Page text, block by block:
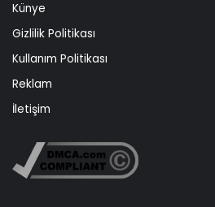
Künye
Gizlilik Politikası
Kullanım Politikası
Reklam
İletişim